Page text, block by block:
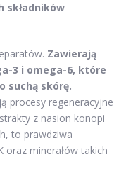
składników
Zawierają
3 i omega-6, które
suchą skórę.
procesy regeneracyjne
z nasion konopi
to prawdziwa
oraz minerałów takich